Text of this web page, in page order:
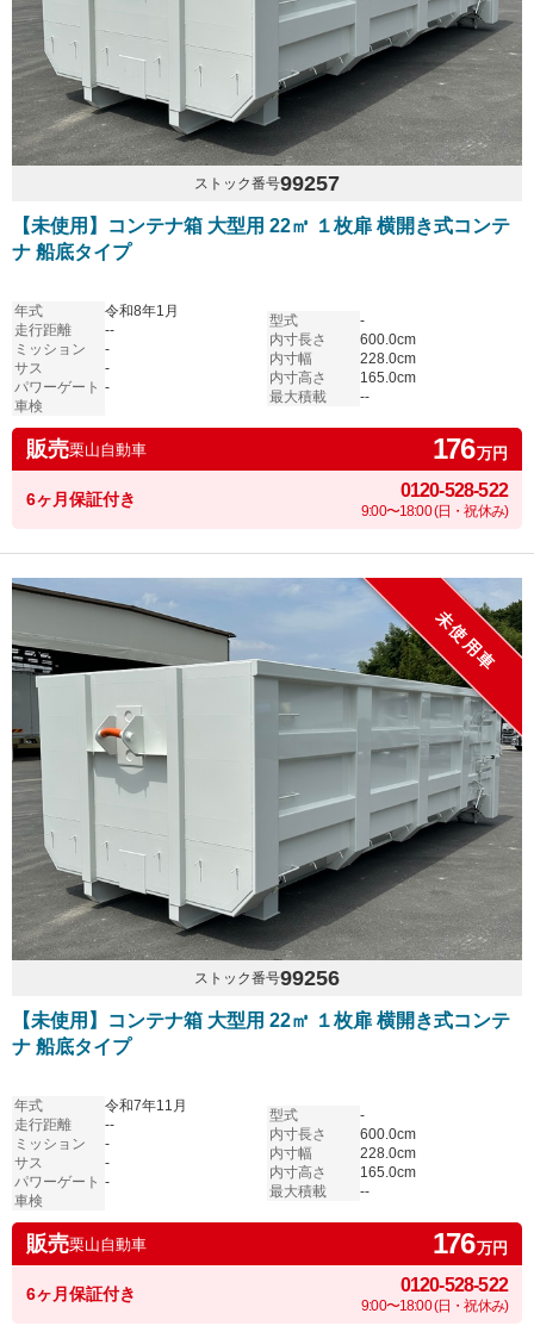
ストック番号99257
【未使用】コンテナ箱 大型用 22㎥ １枚扉 横開き式コンテ
ナ 船底タイプ
年式
令和8年1月
走行距離
--
ミッション
-
サス
-
パワーゲート -
車検
型式
-
内寸長さ
600.0cm
内寸幅
228.0cm
内寸高さ
165.0cm
最大積載
--
販売栗山自動車 176万円
6ヶ月保証付き 0120-528-522
9:00〜18:00 (日・祝休み)
未使用車
ストック番号99256
【未使用】コンテナ箱 大型用 22㎥ １枚扉 横開き式コンテ
ナ 船底タイプ
年式
令和7年11月
走行距離
--
ミッション
-
サス
-
パワーゲート -
車検
型式
-
内寸長さ
600.0cm
内寸幅
228.0cm
内寸高さ
165.0cm
最大積載
--
販売栗山自動車 176万円
6ヶ月保証付き 0120-528-522
9:00〜18:00 (日・祝休み)